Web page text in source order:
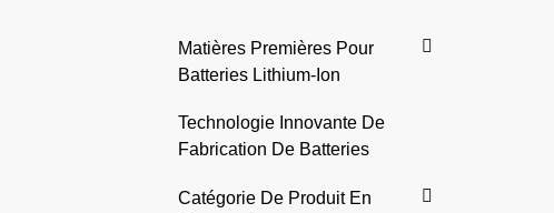
Matières Premières Pour
Batteries Lithium-Ion
Technologie Innovante De
Fabrication De Batteries
Catégorie De Produit En